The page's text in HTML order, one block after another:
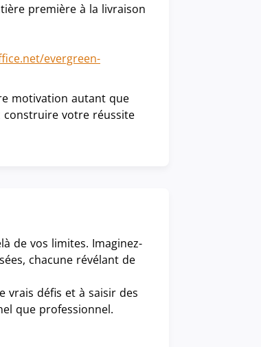
première à la livraison
evergreen-
motivation autant que
votre réussite
de vos limites. Imaginez-
chacune révélant de
vrais défis et à saisir des
que professionnel.